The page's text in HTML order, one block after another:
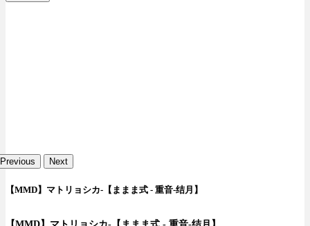
Previous Next
【MMD】マトリョシカ-【ままま式 - 重音-结月】